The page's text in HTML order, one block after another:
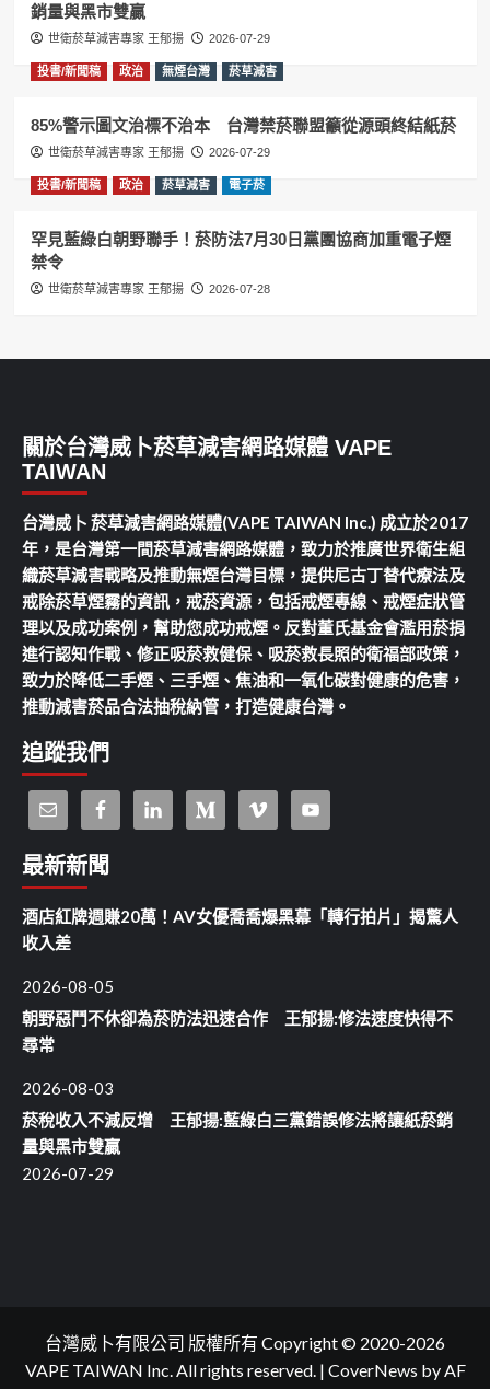
銷量與黑市雙贏
世衛菸草減害專家 王郁揚 2026-07-29
投書/新聞稿 政治 無煙台灣 菸草減害
85%警示圖文治標不治本 台灣禁菸聯盟籲從源頭終結紙菸
世衛菸草減害專家 王郁揚 2026-07-29
投書/新聞稿 政治 菸草減害 電子菸
罕見藍綠白朝野聯手！菸防法7月30日黨團協商加重電子煙
禁令
世衛菸草減害專家 王郁揚 2026-07-28
關於台灣威卜菸草減害網路媒體 VAPE
TAIWAN
台灣威卜 菸草減害網路媒體(VAPE TAIWAN Inc.) 成立於2017
年，是台灣第一間菸草減害網路媒體，致力於推廣世界衛生組
織菸草減害戰略及推動無煙台灣目標，提供尼古丁替代療法及
戒除菸草煙霧的資訊，戒菸資源，包括戒煙專線、戒煙症狀管
理以及成功案例，幫助您成功戒煙。反對董氏基金會濫用菸捐
進行認知作戰、修正吸菸救健保、吸菸救長照的衛福部政策，
致力於降低二手煙、三手煙、焦油和一氧化碳對健康的危害，
推動減害菸品合法抽稅納管，打造健康台灣。
追蹤我們
最新新聞
酒店紅牌週賺20萬！AV女優喬喬爆黑幕「轉行拍片」揭驚人
收入差
2026-08-05
朝野惡鬥不休卻為菸防法迅速合作 王郁揚:修法速度快得不
尋常
2026-08-03
菸稅收入不減反增 王郁揚:藍綠白三黨錯誤修法將讓紙菸銷
量與黑市雙贏
2026-07-29
台灣威卜有限公司 版權所有 Copyright © 2020-2026
VAPE TAIWAN Inc. All rights reserved. | CoverNews by AF